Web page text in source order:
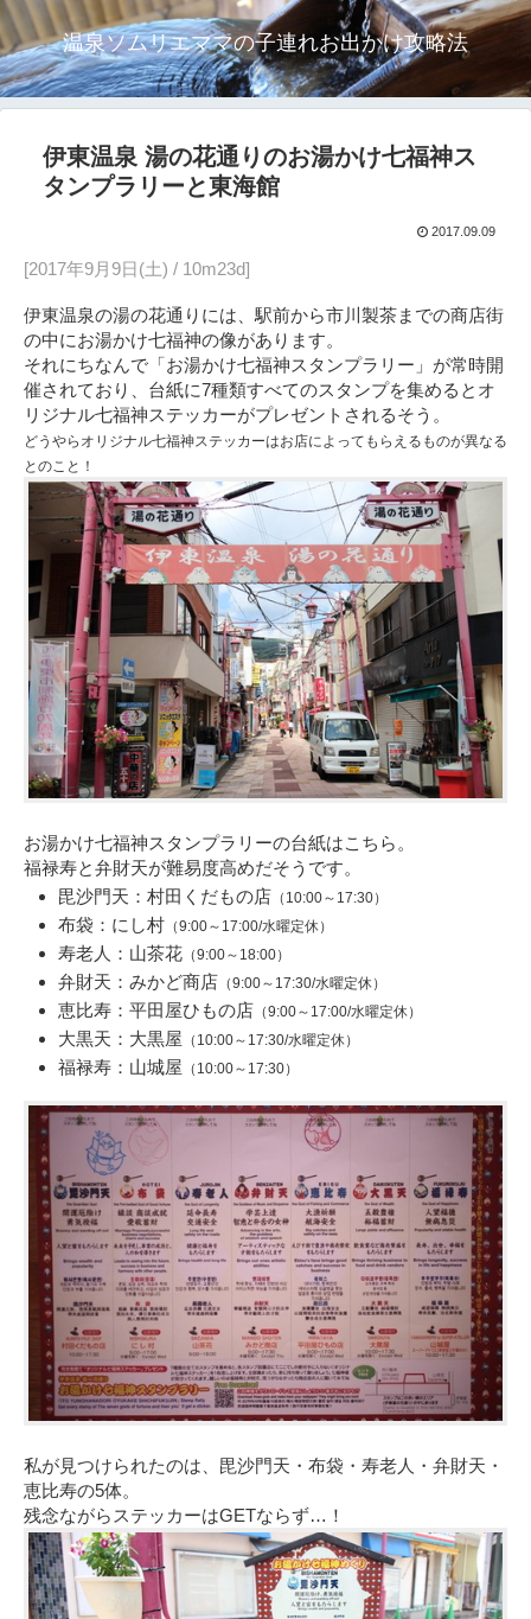
温泉ソムリエママの子連れお出かけ攻略法
伊東温泉 湯の花通りのお湯かけ七福神ス
タンプラリーと東海館
2017.09.09
[2017年9月9日(土) / 10m23d]
伊東温泉の湯の花通りには、駅前から市川製茶までの商店街
の中にお湯かけ七福神の像があります。
それにちなんで「お湯かけ七福神スタンプラリー」が常時開
催されており、台紙に7種類すべてのスタンプを集めるとオ
リジナル七福神ステッカーがプレゼントされるそう。
どうやらオリジナル七福神ステッカーはお店によってもらえるものが異なる
とのこと！
お湯かけ七福神スタンプラリーの台紙はこちら。
福禄寿と弁財天が難易度高めだそうです。
毘沙門天：村田くだもの店 （10:00～17:30）
布袋：にし村 （9:00～17:00/水曜定休）
寿老人：山茶花 （9:00～18:00）
弁財天：みかど商店 （9:00～17:30/水曜定休）
恵比寿：平田屋ひもの店 （9:00～17:00/水曜定休）
大黒天：大黒屋 （10:00～17:30/水曜定休）
福禄寿：山城屋 （10:00～17:30）
私が見つけられたのは、毘沙門天・布袋・寿老人・弁財天・
恵比寿の5体。
残念ながらステッカーはGETならず…！